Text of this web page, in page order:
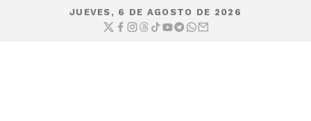
JUEVES, 6 DE AGOSTO DE 2026